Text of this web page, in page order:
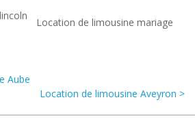
Location de limousine mariage
Aube
Location de limousine Aveyron >